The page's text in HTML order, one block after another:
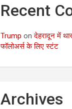
Recent
Trump onदेहरादून में
फॉलोअर्स के लिए स्टंट
Archives